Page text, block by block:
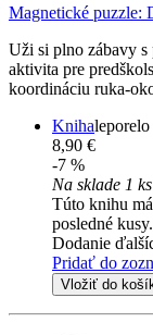
Magnetické puzzle:
Uži si plno zábavy s
aktivita pre
koordináciu ruka-
Knihaleporelo
8,90 €
-7 %
Na sklade 1 ks
Túto knihu
posledné
Dodanie
Pridať do
Vložiť do